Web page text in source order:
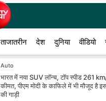
ताजातरीन देश दुनिया वीडियो
Auto
भारत में नया SUV लॉन्च, टॉप स्पीड 261
कीमत, पीएम मोदी के काफिले में भी मौजूद है
की गाड़ी